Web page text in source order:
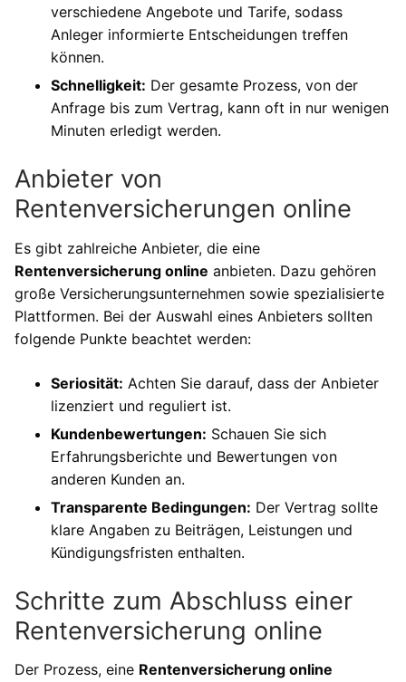
verschiedene Angebote und Tarife, sodass
Anleger informierte Entscheidungen treffen
können.
Schnelligkeit: Der gesamte Prozess, von der
Anfrage bis zum Vertrag, kann oft in nur wenigen
Minuten erledigt werden.
Anbieter von
Rentenversicherungen online
Es gibt zahlreiche Anbieter, die eine
Rentenversicherung online anbieten. Dazu gehören
große Versicherungsunternehmen sowie spezialisierte
Plattformen. Bei der Auswahl eines Anbieters sollten
folgende Punkte beachtet werden:
Seriosität: Achten Sie darauf, dass der Anbieter
lizenziert und reguliert ist.
Kundenbewertungen: Schauen Sie sich
Erfahrungsberichte und Bewertungen von
anderen Kunden an.
Transparente Bedingungen: Der Vertrag sollte
klare Angaben zu Beiträgen, Leistungen und
Kündigungsfristen enthalten.
Schritte zum Abschluss einer
Rentenversicherung online
Der Prozess, eine Rentenversicherung online